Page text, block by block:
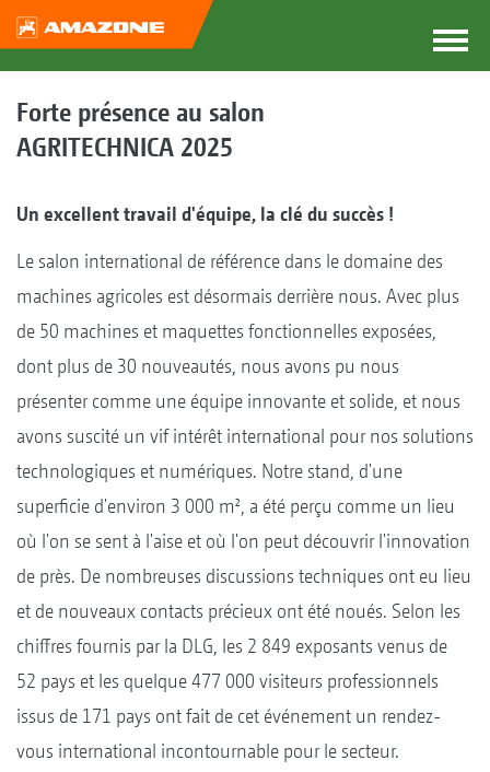
Forte présence au salon
AGRITECHNICA 2025
Un excellent travail d'équipe, la clé du succès !
Le salon international de référence dans le domaine des
machines agricoles est désormais derrière nous. Avec plus
de 50 machines et maquettes fonctionnelles exposées,
dont plus de 30 nouveautés, nous avons pu nous
présenter comme une équipe innovante et solide, et nous
avons suscité un vif intérêt international pour nos solutions
technologiques et numériques. Notre stand, d'une
superficie d'environ 3 000 m², a été perçu comme un lieu
où l'on se sent à l'aise et où l'on peut découvrir l'innovation
de près. De nombreuses discussions techniques ont eu lieu
et de nouveaux contacts précieux ont été noués. Selon les
chiffres fournis par la DLG, les 2 849 exposants venus de
52 pays et les quelque 477 000 visiteurs professionnels
issus de 171 pays ont fait de cet événement un rendez-
vous international incontournable pour le secteur.